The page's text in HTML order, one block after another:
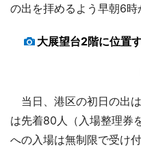
の出を拝めるよう早朝6時
大展望台2階に位置
当日、港区の初日の出
は先着80人（入場整理券
への入場は無制限で受け付